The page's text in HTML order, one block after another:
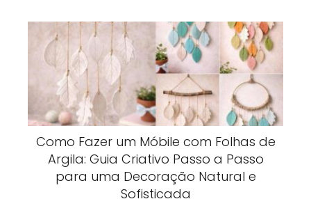
Como Fazer um Móbile com Folhas de
Argila: Guia Criativo Passo a Passo
para uma Decoração Natural e
Sofisticada